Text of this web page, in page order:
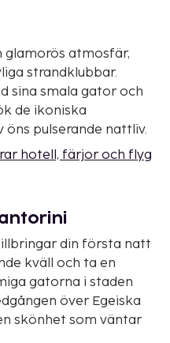
glamorös atmosfär,
strandklubbar.
sina smala gator och
de ikoniska
pulserande nattliv.
hotell, färjor och flyg
din första natt
kväll och ta en
gatorna i staden
över Egeiska
skönhet som väntar